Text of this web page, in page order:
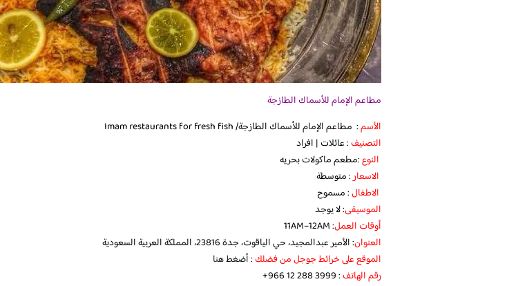
مطاعم الإمام للأسماك الطازجة
الأسم: مطاعم الإمام للأسماك الطازجة/ Imam restaurants for fresh fish
التصنيف: عائلات | افراد
النوع:مطعم ماكولات بحريه
الاسعار: متوسطة
الاطفال: مسموح
الموسيقى: لا يوجد
أوقات العمل: 11AM–12AM
العنوان: الأمير عبدالمجيد، حي الياقوت، جدة 23816، المملكة العربية السعودية
الموقع على خرائط جوجل من فضلك :أضغط هنا
رقم الهاتف: ‏‪‏‪‏‪+966 12 288 3999‬‏